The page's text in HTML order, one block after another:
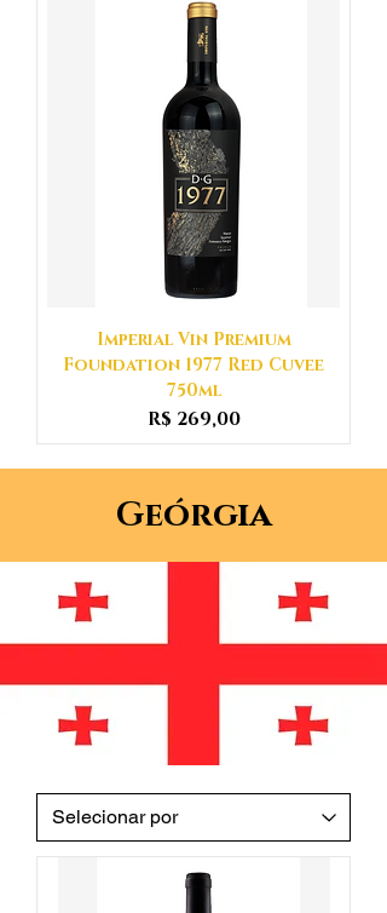
Imperial Vin Premium
Foundation 1977 Red Cuvee
750ml
Preço
R$ 269,00
Geórgia